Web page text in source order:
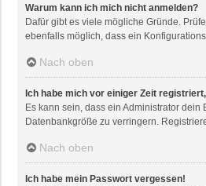
Warum kann ich mich nicht anmelden?
Dafür gibt es viele mögliche Gründe.
ebenfalls möglich, dass ein
Nach oben
Ich habe mich vor einiger Zeit
Es kann sein, dass ein Administrator
Datenbankgröße zu verringern.
Nach oben
Ich habe mein Passwort vergessen!